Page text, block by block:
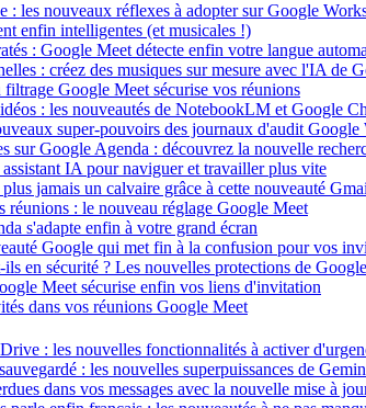
: les nouveaux réflexes à adopter sur Google
enfin intelligentes (et musicales !)
: Google Meet détecte enfin votre langue
: créez des musiques sur mesure avec l'IA de
Google Meet sécurise vos réunions
: les nouveautés de NotebookLM et Google
super-pouvoirs des journaux d'audit Google
sur Google Agenda : découvrez la nouvelle
IA pour naviguer et travailler plus vite
jamais un calvaire grâce à cette nouveauté
réunions : le nouveau réglage Google Meet
s'adapte enfin à votre grand écran
Google qui met fin à la confusion pour vos
en sécurité ? Les nouvelles protections de
Meet sécurise enfin vos liens d'invitation
dans vos réunions Google Meet
: les nouvelles fonctionnalités à activer
: les nouvelles superpuissances de
dans vos messages avec la nouvelle mise à